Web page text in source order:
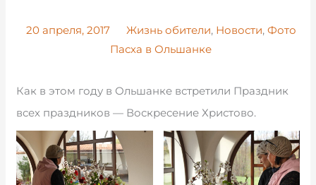
20 апреля, 2017 Жизнь обители, Новости, Фото
Пасха в Ольшанке
Как в этом году в Ольшанке встретили Праздник
всех праздников — Воскресение Христово.